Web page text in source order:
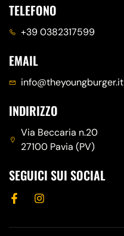
TELEFONO
+39 0382317599
EMAIL
info@theyoungburger.it
INDIRIZZO
Via Beccaria n.20
27100 Pavia (PV)
SEGUICI SUI SOCIAL